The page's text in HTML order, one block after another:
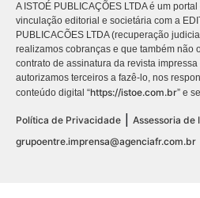
A ISTOÉ PUBLICAÇÕES LTDA é um
vinculação editorial e societária com a
PUBLICACÕES LTDA (recuperação
realizamos cobranças e que também não
contrato de assinatura da revista
autorizamos terceiros a fazê-lo, nos
conteúdo digital “https://istoe.com.br” e
Política de Privacidade
Assessoria de
grupoentre.imprensa@agenciafr.com.br